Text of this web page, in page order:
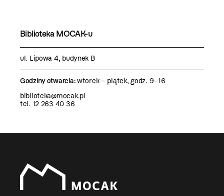
Biblioteka MOCAK-u
ul. Lipowa 4, budynek B
Godziny otwarcia:wtorek – piątek, godz. 9–16
biblioteka@mocak.pl
tel. 12 263 40 36